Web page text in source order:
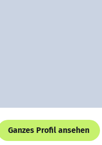
Ganzes Profil ansehen